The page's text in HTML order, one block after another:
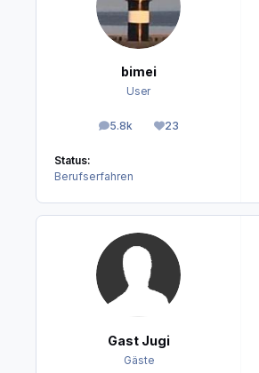
bimei
User
5.8k
Beiträge 23
Reputation
Status:
Berufserfahren
Gast Jugi
Gäste